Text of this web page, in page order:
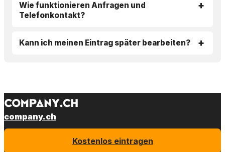
Wie funktionieren Anfragen und
Telefonkontakt?
Kann ich meinen Eintrag später bearbeiten?
company.ch
Kostenlos eintragen